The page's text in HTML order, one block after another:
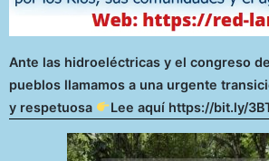
Ante las hidroeléctricas y el congreso
pueblos llamamos a una urgente
y respetuosa
Lee aquí https://bit.ly/